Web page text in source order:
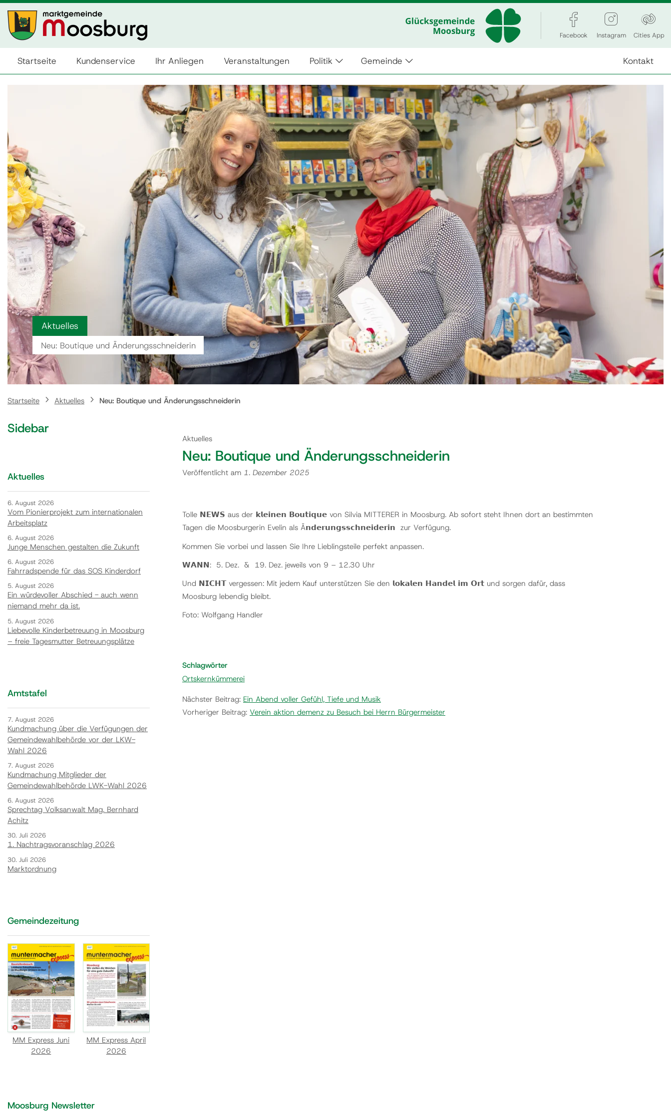
Facebook Instagram Cities App
Startseite Kundenservice Ihr Anliegen Veranstaltungen Politik Gemeinde Kontakt
Aktuelles
Neu: Boutique und Änderungsschneiderin
Startseite Aktuelles Neu: Boutique und Änderungsschneiderin
Aktuelles
Neu: Boutique und Änderungsschneiderin
Veröffentlicht am 1. Dezember 2025
Tolle 𝗡𝗘𝗪𝗦 aus der 𝗸𝗹𝗲𝗶𝗻𝗲𝗻 𝗕𝗼𝘂𝘁𝗶𝗾𝘂𝗲 von Silvia MITTERER in Moosburg. Ab sofort steht Ihnen dort an bestimmten
Tagen die Moosburgerin Evelin als Ä𝗻𝗱𝗲𝗿𝘂𝗻𝗴𝘀𝘀𝗰𝗵𝗻𝗲𝗶𝗱𝗲𝗿𝗶𝗻 zur Verfügung.
Kommen Sie vorbei und lassen Sie Ihre Lieblingsteile perfekt anpassen.
𝗪𝗔𝗡𝗡: 5. Dez. & 19. Dez. jeweils von 9 – 12.30 Uhr
Und 𝗡𝗜𝗖𝗛𝗧 vergessen: Mit jedem Kauf unterstützen Sie den 𝗹𝗼𝗸𝗮𝗹𝗲𝗻 𝗛𝗮𝗻𝗱𝗲𝗹 𝗶𝗺 𝗢𝗿𝘁 und sorgen dafür, dass
Moosburg lebendig bleibt.
Foto: Wolfgang Handler
Schlagwörter
Ortskernkümmerei
Nächster Beitrag: Ein Abend voller Gefühl, Tiefe und Musik
Vorheriger Beitrag: Verein aktion demenz zu Besuch bei Herrn Bürgermeister
Sidebar
Aktuelles
6. August 2026
Vom Pionierprojekt zum internationalen
Arbeitsplatz
6. August 2026
Junge Menschen gestalten die Zukunft
6. August 2026
Fahrradspende für das SOS Kinderdorf
5. August 2026
Ein würdevoller Abschied - auch wenn
niemand mehr da ist.
5. August 2026
Liebevolle Kinderbetreuung in Moosburg
– freie Tagesmutter Betreuungsplätze
Amtstafel
7. August 2026
Kundmachung über die Verfügungen der
Gemeindewahlbehörde vor der LKW-
Wahl 2026
7. August 2026
Kundmachung Mitglieder der
Gemeindewahlbehörde LWK-Wahl 2026
6. August 2026
Sprechtag Volksanwalt Mag. Bernhard
Achitz
30. Juli 2026
1. Nachtragsvoranschlag 2026
30. Juli 2026
Marktordnung
Gemeindezeitung
MM Express Juni
2026
MM Express April
2026
Moosburg Newsletter